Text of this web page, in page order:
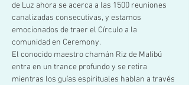
de Luz ahora se acerca a las 1500 reuniones
canalizadas consecutivas, y estamos
emocionados de traer el Círculo a la
comunidad en Ceremony.
El conocido maestro chamán Riz de Malibú
entra en un trance profundo y se retira
mientras los guías espirituales hablan a través